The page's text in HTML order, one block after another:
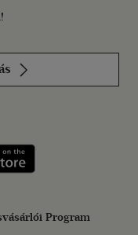
meg: Google
Program